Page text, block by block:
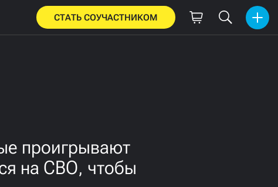
СТАТЬ СОУЧАСТНИКОМ
проигрывают
на СВО, чтобы